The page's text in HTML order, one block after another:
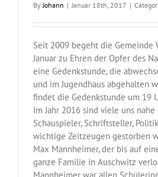
ByJohann | Januar 18th, 2017 |
Seit 2009 begeht die Gemeinde
Januar zu Ehren der Opfer des
eine Gedenkstunde, die
und im Jugendhaus abgehalten
findet die Gedenkstunde um 19
Im Jahr 2016 sind viele uns
Schauspieler, Schriftsteller,
wichtige Zeitzeugen gestorben
Max Mannheimer, der bis auf
ganze Familie in Auschwitz